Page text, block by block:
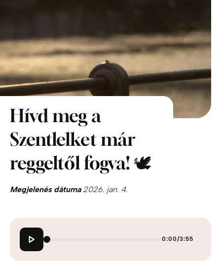
Hívd meg a
Szentlelket már
reggeltől fogva! 🕊️
Megjelenés dátuma2026. jan. 4.
0:00/3:55